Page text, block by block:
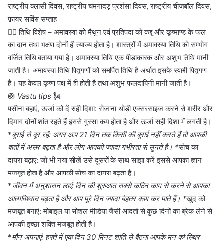
राष्ट्रीय क्लासी दिवस, राष्ट्रीय चमगादड़ प्रशंसा दिवस, राष्ट्रीय चीज़बॉल दिवस,
फ़ायर सर्विस सप्ताह
✍🏼 तिथि विशेष – अमावस्या को मैथुन एवं प्रतिपदा को कद्दू और कूष्माण्ड के फल
का दान तथा भक्षण दोनों ही त्याज्य होता है। शास्त्रों में अमावस्या तिथि को सम्भोग
वर्जित तिथि बताया गया है। अमावस्या तिथि एक पीड़ाकारक और अशुभ तिथि मानी
जाती है। अमावस्या तिथि पितृगणों को समर्पित तिथि है अर्थात इसके स्वामी पितृगण
हैं। यह केवल कृष्ण पक्ष में ही होती है तथा अशुभ फलदायिनी मानी जाती है।
🛟 Vastu tips 🗽
पसीना बहाएं, ऊर्जा को दें सही दिशा: रोजाना थोड़ी एक्सरसाइज करने से शरीर और
दिमाग दोनों शांत रहते हैं इससे गुस्सा कम होता है और ऊर्जा सही दिशा में लगती है।
*बुराई से दूर रहें: अगर आप 21 दिन तक किसी की बुराई नहीं करते हैं तो आपकी
बातों में असर बढ़ता है और लोग आपको ज्यादा गंभीरता से सुनते हैं। *सोच का
दायरा बढ़ाएं: जो भी नया सीखें उसे दूसरों के साथ साझा करें इससे आपका ज्ञान
मजबूत होता है और आपकी सोच का दायरा बढ़ता है।
*जीवन में अनुशासन लाएं: दिन की शुरुआत सबसे कठिन काम से करने से आपका
आत्मविश्वास बढ़ता है और आप पूरे दिन ज्यादा बेहतर काम कर पाते हैं। *खुद को
मजबूत बनाएं: मोबाइल या सोशल मीडिया जैसी आदतों से कुछ दिनों का ब्रेक लेने से
आपकी इच्छा शक्ति मजबूत होती है।
*मौन अपनाएं: हफ्ते में एक दिन 30 मिनट शांति से बैठना आपके मन को स्थिर